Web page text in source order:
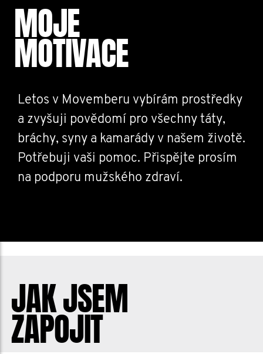
MOJE
MOTIVACE
Letos v Movemberu vybírám prostředky
a zvyšuji povědomí pro všechny táty,
bráchy, syny a kamarády v našem životě.
Potřebuji vaši pomoc. Přispějte prosím
na podporu mužského zdraví.
JAK JSEM
ZAPOJIT